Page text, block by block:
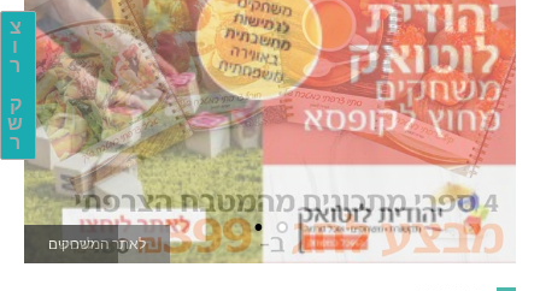
צ
ו
ר
ק
ש
ר
לאתר המשחקים